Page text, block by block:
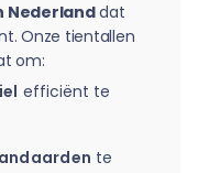
Nederlanddat
Onze tientallen
om:
efficiënt te
te